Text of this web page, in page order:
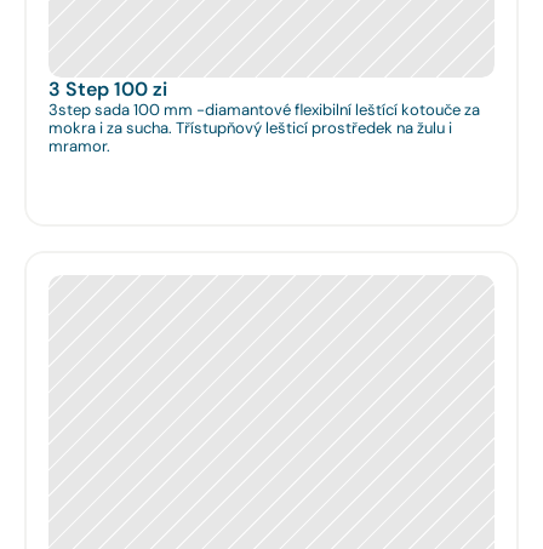
3 Step 100 zi
3step sada 100 mm -diamantové flexibilní leštící kotouče za
mokra i za sucha. Třístupňový lešticí prostředek na žulu i
mramor.